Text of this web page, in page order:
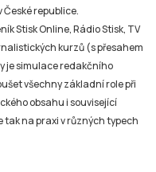
republice.
Stisk Online, Rádio Stisk, TV
kurzů (s přesahem
je simulace redakčního
všechny základní role při
obsahu i související
tak na praxi v různých typech